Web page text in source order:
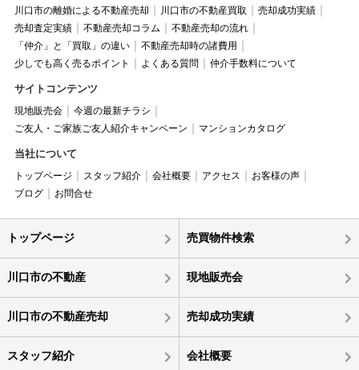
川口市の離婚による不動産売却
川口市の不動産買取
売却成功実績
売却査定実績
不動産売却コラム
不動産売却の流れ
「仲介」と「買取」の違い
不動産売却時の諸費用
少しでも高く売るポイント
よくある質問 仲介手数料について
サイトコンテンツ
現地販売会
今週の最新チラシ
ご友人・ご家族ご友人紹介キャンペーン
マンションカタログ
当社について
トップページ スタッフ紹介 会社概要 アクセス
お客様の声
ブログ
お問合せ
トップページ 売買物件検索
川口市の不動産 現地販売会
川口市の不動産売却 売却成功実績
スタッフ紹介 会社概要